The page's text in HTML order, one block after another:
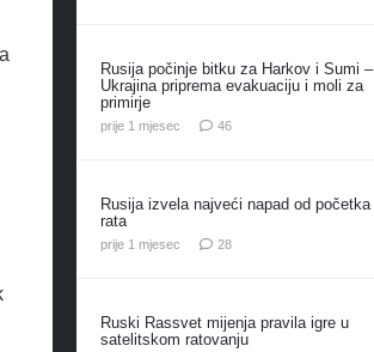
Rusija počinje bitku za Harkov i Sumi –
Ukrajina priprema evakuaciju i moli za
primirje
prije 1 mjesec 46komentara
Rusija izvela najveći napad od početka
rata
prije 1 mjesec 28komentara
Ruski Rassvet mijenja pravila igre u
satelitskom ratovanju